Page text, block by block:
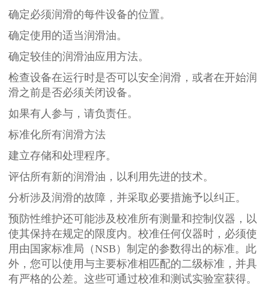
确定必须润滑的每件设备的位置。
确定使用的适当润滑油。
确定较佳的润滑油应用方法。
检查设备在运行时是否可以安全润滑，或者在开始润
滑之前是否必须关闭设备。
如果有人参与，请负责任。
标准化所有润滑方法
建立存储和处理程序。
评估所有新的润滑油，以利用先进的技术。
分析涉及润滑的故障，并采取必要措施予以纠正。
预防性维护还可能涉及校准所有测量和控制仪器，以
使其保持在规定的限度内。校准任何仪器时，必须使
用由国家标准局（NSB）制定的参数得出的标准。此
外，您可以使用与主要标准相匹配的二级标准，并具
有严格的公差。这些可通过校准和测试实验室获得。